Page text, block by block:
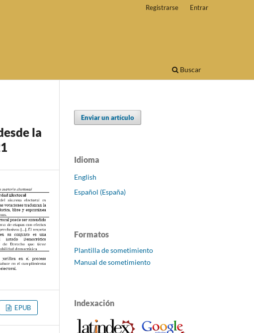
Buscar
Registrarse Entrar
la
EPUB
Enviar un artículo
Idioma
English
Español (España)
Formatos
Plantilla de sometimiento
Manual de sometimiento
Indexación